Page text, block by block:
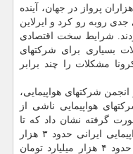
پرواز در جهان، آینده
جدی روبه رو کرد و ایرلاین
شرایط سخت اقتصادی
بسیاری برای شرکتهای
مشکلات را چند برابر
شرکتهای هواپیمایی،
هواپیمایی ناشی از
گرفته نشان داد که تا
۱۵ فروردین ماه سال ۹۹ شرکتهای هواپیمایی ایرانی حدود ۳ هزار
میلیارد تومان و تا اختتام فروردین ماه حدود ۴ هزار میلیارد تومان